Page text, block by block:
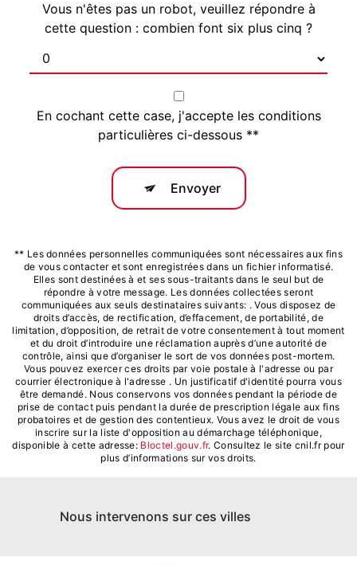
Vous n'êtes pas un robot, veuillez répondre à
cette question : combien font six plus cinq ?
En cochant cette case, j'accepte les conditions
particulières ci-dessous **
Envoyer
** Les données personnelles communiquées sont nécessaires aux fins
de vous contacter et sont enregistrées dans un fichier informatisé.
Elles sont destinées à et ses sous-traitants dans le seul but de
répondre à votre message. Les données collectées seront
communiquées aux seuls destinataires suivants: . Vous disposez de
droits d’accès, de rectification, d’effacement, de portabilité, de
limitation, d’opposition, de retrait de votre consentement à tout moment
et du droit d’introduire une réclamation auprès d’une autorité de
contrôle, ainsi que d’organiser le sort de vos données post-mortem.
Vous pouvez exercer ces droits par voie postale à l'adresse ou par
courrier électronique à l'adresse . Un justificatif d'identité pourra vous
être demandé. Nous conservons vos données pendant la période de
prise de contact puis pendant la durée de prescription légale aux fins
probatoires et de gestion des contentieux. Vous avez le droit de vous
inscrire sur la liste d'opposition au démarchage téléphonique,
disponible à cette adresse: Bloctel.gouv.fr. Consultez le site cnil.fr pour
plus d’informations sur vos droits.
Nous intervenons sur ces villes